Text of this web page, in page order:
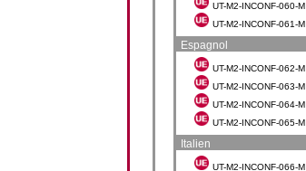
UT-M2-INCONF-060-M
UT-M2-INCONF-061-M
Espagnol
UT-M2-INCONF-062-M
UT-M2-INCONF-063-M
UT-M2-INCONF-064-M
UT-M2-INCONF-065-M
Italien
UT-M2-INCONF-066-M